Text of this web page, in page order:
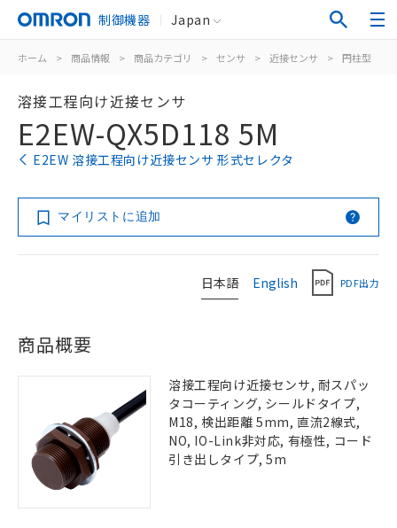
制御機器 Japan
ホーム > 商品情報 > 商品カテゴリ > センサ > 近接センサ > 円柱型
溶接工程向け近接センサ
E2EW-QX5D118 5M
E2EW 溶接工程向け近接センサ 形式セレクタ
マイリストに追加
日本語 English PDF出力
商品概要
溶接工程向け近接センサ, 耐スパッ
タコーティング, シールドタイプ,
M18, 検出距離 5mm, 直流2線式,
NO, IO-Link非対応, 有極性, コード
引き出しタイプ, 5m